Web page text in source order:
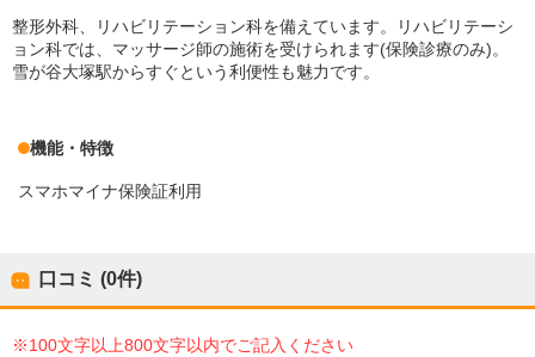
整形外科、リハビリテーション科を備えています。リハビリテーシ
ョン科では、マッサージ師の施術を受けられます(保険診療のみ)。
雪が谷大塚駅からすぐという利便性も魅力です。
機能・特徴
スマホマイナ保険証利用
口コミ (0件)
※100文字以上800文字以内でご記入ください